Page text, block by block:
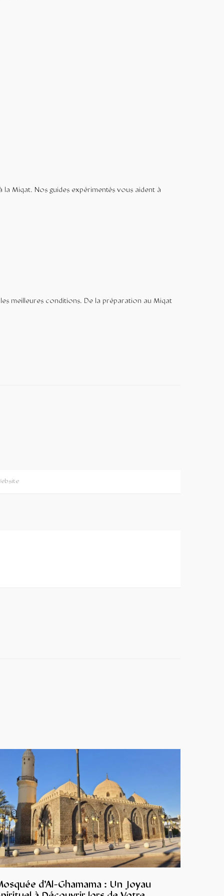
Miqat. Nos guides expérimentés vous aident à
meilleures conditions. De la préparation au Miqat
d’Al-Ghamama : Un Joyau